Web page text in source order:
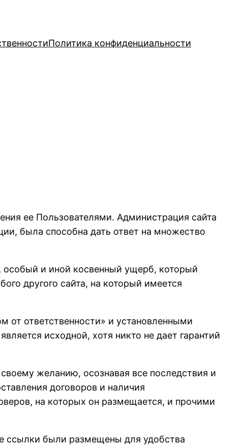
Политика конфиденциальности
ее Пользователями. Администрация сайта
была способна дать ответ на множество
особый и иной косвенный ущерб, который
другого сайта, на который имеется
от ответственности» и установленными
исходной, хотя никто не дает гарантий
желанию, осознавая все последствия и
договоров и наличия
на которых он размещается, и прочими
ссылки были размещены для удобства